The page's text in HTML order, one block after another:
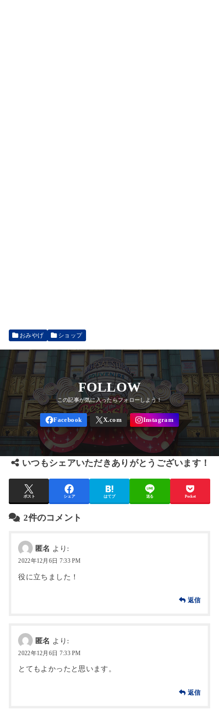
おみやげ ショップ
FOLLOW
いつもシェアいただきありがとうございます！
ポスト シェア はてブ 送る Pocket
2件のコメント
匿名 より:
2022年12月6日 7:33 PM
役に立ちました！
返信
匿名 より:
2022年12月6日 7:33 PM
とてもよかったと思います。
返信